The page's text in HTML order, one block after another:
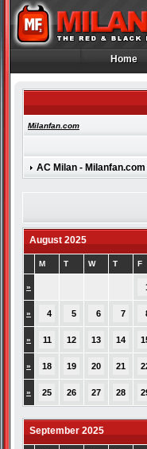
Home
Home
Milanfan.com
AC Milan - Milanfan.com
August 2025
M T W T F
»
» 4 5 6 7
» 11 12 13 14
» 18 19 20 21
» 25 26 27 28
September 2025